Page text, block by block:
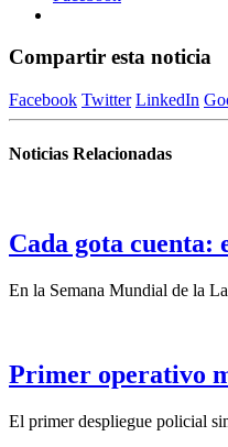
Compartir esta noticia
Facebook Twitter LinkedIn
Noticias Relacionadas
Cada gota cuenta:
En la Semana Mundial de la
Primer operativo
El primer despliegue policial